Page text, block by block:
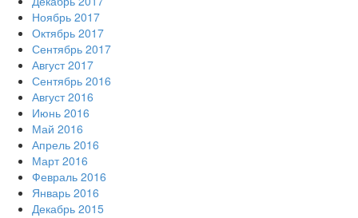
Ноябрь 2017
Октябрь 2017
Сентябрь 2017
Август 2017
Сентябрь 2016
Август 2016
Июнь 2016
Май 2016
Апрель 2016
Март 2016
Февраль 2016
Январь 2016
Декабрь 2015